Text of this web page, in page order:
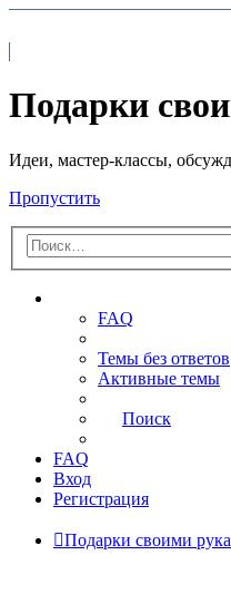
Подарки
Идеи, мастер-классы,
Пропустить
FAQ
Темы без ответов
Активные темы
Поиск
FAQ
Вход
Регистрация
Подарки своими